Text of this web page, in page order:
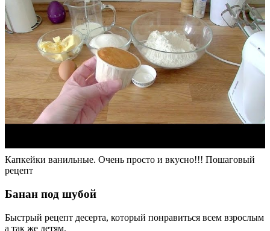
Капкейки ванильные. Очень просто и вкусно!!! Пошаговый
рецепт
Банан под шубой
Быстрый рецепт десерта, который понравиться всем взрослым
а так же детям.